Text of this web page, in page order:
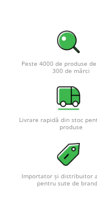
Peste 4000 de produse
300 de mărci
Livrare rapidă din stoc
produse
Importator și distribuitor
pentru sute de